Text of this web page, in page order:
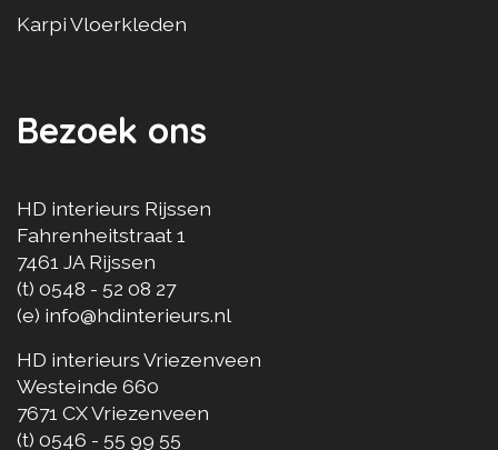
Karpi Vloerkleden
Bezoek ons
HD interieurs Rijssen
Fahrenheitstraat 1
7461 JA Rijssen
(t) 0548 - 52 08 27
(e) info@hdinterieurs.nl
HD interieurs Vriezenveen
Westeinde 660
7671 CXVriezenveen
(t) 0546 - 55 99 55